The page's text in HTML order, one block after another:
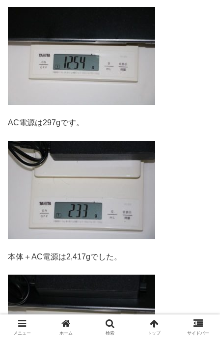
AC電源は297gです。
本体＋AC電源は2,417gでした。
メニュー ホーム 検索 トップ サイドバー